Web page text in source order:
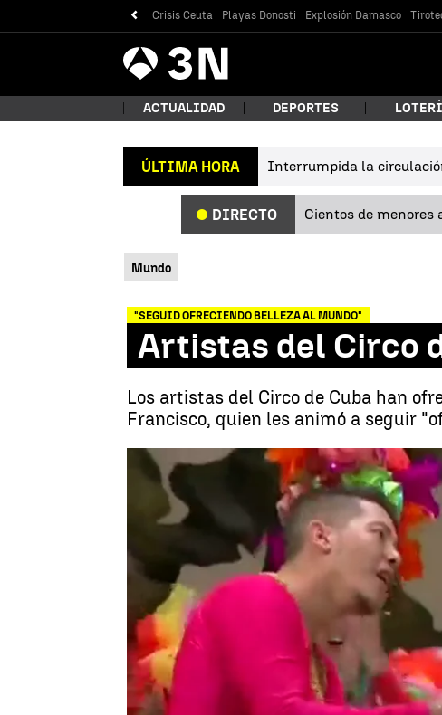
Crisis Ceuta Playas Donosti Explosión Damasco
Antena
3 Noticias
¿Qué
ACTUALIDAD DEPORTES
ÚLTIMA HORA Interrumpida la
DIRECTO Cientos de menores
Mundo
"SEGUID OFRECIENDO BELLEZA AL MUNDO"
Artistas del Circo
Los artistas del Circo de Cuba han
Francisco, quien les animó a seguir